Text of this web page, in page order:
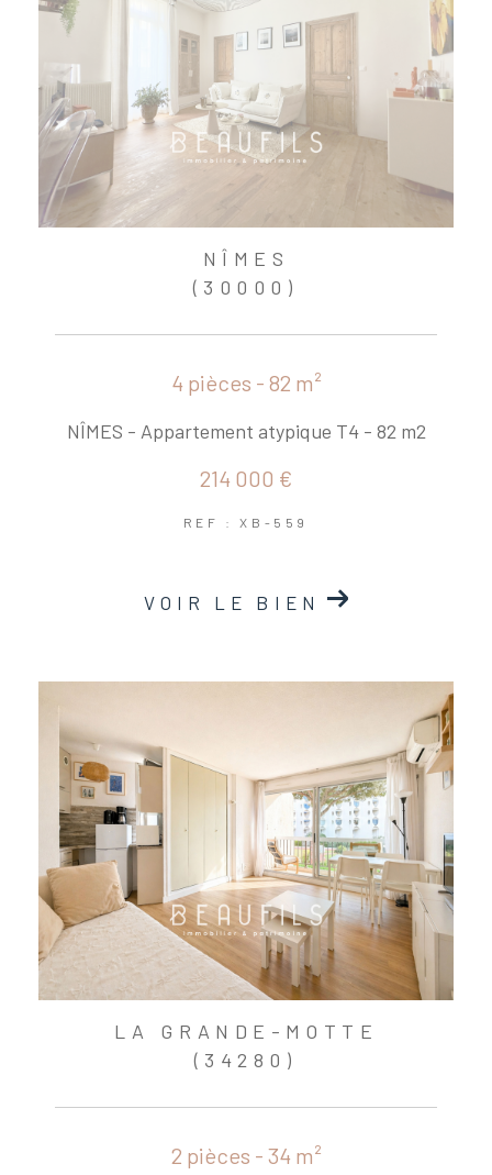
NÎMES
(30000)
4 pièces - 82 m²
NÎMES - Appartement atypique T4 - 82 m2
214 000 €
REF : XB-559
VOIR LE BIEN
LA GRANDE-MOTTE
(34280)
2 pièces - 34 m²